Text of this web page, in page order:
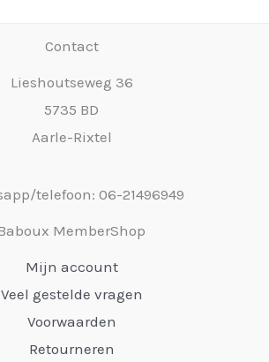
Contact
Lieshoutseweg 36
5735 BD
Aarle-Rixtel
telefoon: 06-21496949
MemberShop
Mijn account
Veel gestelde vragen
Voorwaarden
Retourneren